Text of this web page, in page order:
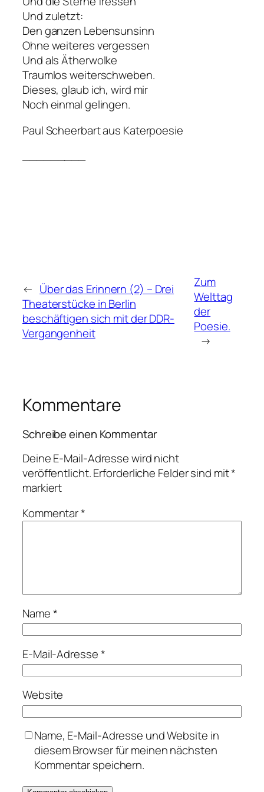
Und zuletzt:
Den ganzen Lebensunsinn
Ohne weiteres vergessen
Und als Ätherwolke
Traumlos weiterschweben.
Dieses, glaub ich, wird mir
Noch einmal gelingen.
Paul Scheerbart aus Katerpoesie
_________
← Über das Erinnern (2) – Drei
Theaterstücke in Berlin
beschäftigen sich mit der DDR-
Vergangenheit
Zum
Welttag
der
Poesie.
→
Kommentare
Schreibe einen Kommentar
Deine E-Mail-Adresse wird nicht
veröffentlicht.Erforderliche Felder sind mit*
markiert
Kommentar*
Name*
E-Mail-Adresse*
Website
Name, E-Mail-Adresse und Website in
diesem Browser für meinen nächsten
Kommentar speichern.